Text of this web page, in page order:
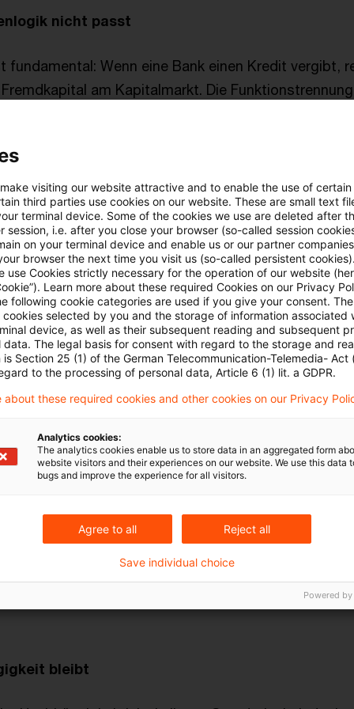
nicht passt
fundamental: Wenn eine Bank einen Kredit vergibt,
am Kapitalmarkt. Die
Einleger, Gläubiger, Steuerzahler. Ein Fonds
seiner Anleger. Keine Einlagenfinanzierung, keine
kein systemisches Ansteckungsrisiko in
und Marktfolge adressiert Risiken, die bei Fonds
Der gesamte Abschnitt zu Funktionstrennung
mehr. Keine organisatorisch getrennte
durch einen unabhängigen
Die BaFin ersetzt die bisherige prozessuale
mit inhaltlichen Anforderungen an die
erstmals eigenständig und detailliert, was bei
ist. Wer diese Analyse durchführt und ob dabei
mitwirkt, schreibt die BaFin für die einzelne
Perspektivwechsel: von „wer entscheidet?"
bleibt
visiting our website attractive and to enable the use of
third parties use cookies on our website. These are small text
terminal device. Some of the cookies we use are deleted after
session, i.e. after you close your browser (so-called session
on your terminal device and enable us or our partner
browser the next time you visit us (so-called persistent
use Cookies strictly necessary for the operation of our website
Learn more about these required Cookies on our Privacy
following cookie categories are used if you give your consent.
cookies selected by you and the storage of information associated
device, as well as their subsequent reading and subsequent
data. The legal basis for consent with regard to the storage and
is Section 25 (1) of the German Telecommunication-Telemedia- Act
to the processing of personal data, Article 6 (1) lit. a GDPR.
about these required cookies and other cookies on our Privacy
Analytics cookies:
The analytics cookies enable us to store data in an aggregated form
website visitors and their experiences on our website. We use this data
bugs and improve the experience for all visitors.
Agree to all Reject all
Save individual choice
Powered by